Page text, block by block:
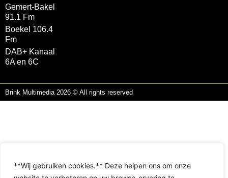
**Wij gebruiken cookies.** Deze helpen ons om onze
Gemert-Bakel
91.1 Fm
Boekel 106.4
Fm
DAB+ Kanaal
6A en 6C
Brink Multimedia 2026 © All rights reserved